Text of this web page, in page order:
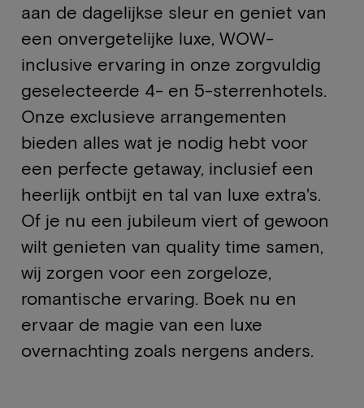
aan de dagelijkse sleur en geniet van
een onvergetelijke luxe, WOW-
inclusive ervaring in onze zorgvuldig
geselecteerde 4- en 5-sterrenhotels.
Onze exclusieve arrangementen
bieden alles wat je nodig hebt voor
een perfecte getaway, inclusief een
heerlijk ontbijt en tal van luxe extra's.
Of je nu een jubileum viert of gewoon
wilt genieten van quality time samen,
wij zorgen voor een zorgeloze,
romantische ervaring. Boek nu en
ervaar de magie van een luxe
overnachting zoals nergens anders.